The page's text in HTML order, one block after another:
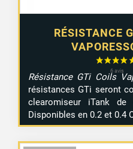
RÉSISTANCE
Résistance GTi Coils
résistances GTi seront
clearomiseur iTank de
Disponibles en 0.2 et 0.4